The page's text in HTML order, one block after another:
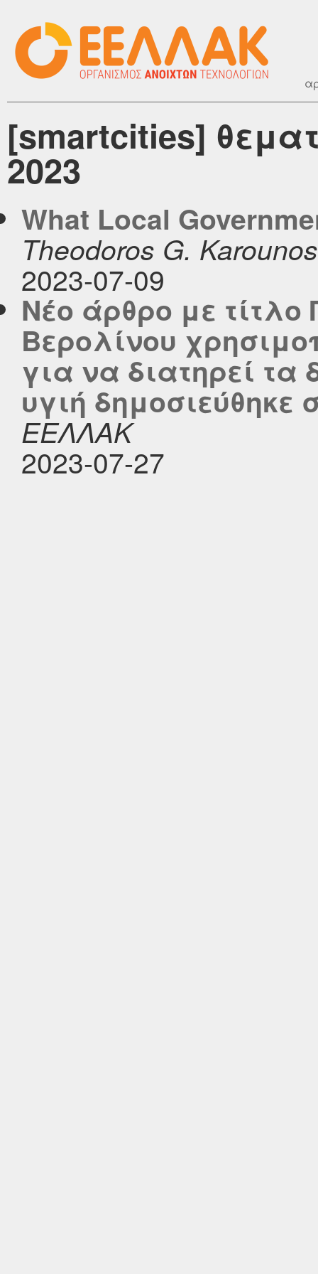
[smartcities]
2023
What Local
Theodoros G. Karounos
2023-07-09
Νέο άρθρο με
Βερολίνου
για να διατηρεί τα
υγιή δημοσιεύθηκε
ΕΕΛΛΑΚ
2023-07-27